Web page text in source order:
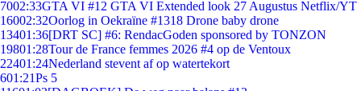
7002:33GTA VI #12 GTA VI Extended look 27 Augustus Netflix/YT
16002:32Oorlog in Oekraïne #1318 Drone baby drone
13401:36[DRT SC] #6: RendacGoden sponsored by TONZON
19801:28Tour de France femmes 2026 #4 op de Ventoux
22401:24Nederland stevent af op watertekort
601:21Ps 5